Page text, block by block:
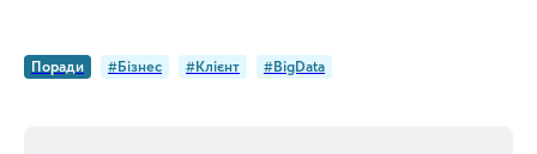
Поради #Бізнес #Клієнт #BigData